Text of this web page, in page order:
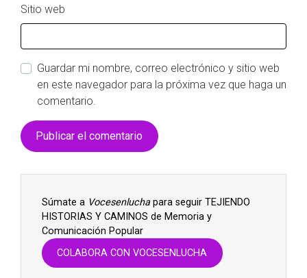
Sitio web
Guardar mi nombre, correo electrónico y sitio web
en este navegador para la próxima vez que haga un
comentario.
Súmate a Vocesenluchapara seguir TEJIENDO
HISTORIAS Y CAMINOS de Memoria y
Comunicación Popular
COLABORA CON VOCESENLUCHA